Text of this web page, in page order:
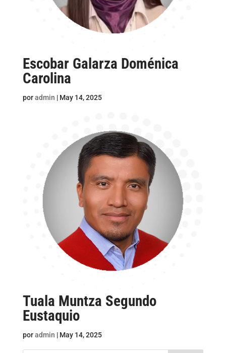
Escobar Galarza Doménica
Carolina
poradmin | May 14, 2025
Tuala Muntza Segundo
Eustaquio
poradmin | May 14, 2025